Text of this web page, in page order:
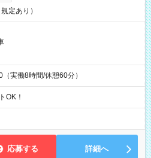
定あり）
（実働8時間/休憩60分）
OK！
応募する 詳細へ